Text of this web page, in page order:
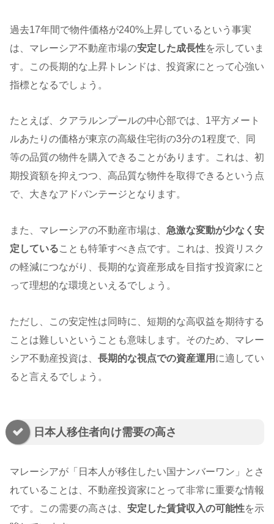
過去17年間で物件価格が240%上昇しているという事実
は、マレーシア不動産市場の安定した成長性を示していま
す。この長期的な上昇トレンドは、投資家にとって心強い
指標となるでしょう。
たとえば、クアラルンプールの中心部では、1平方メート
ルあたりの価格が東京の高級住宅街の3分の1程度で、同
等の品質の物件を購入できることがあります。これは、初
期投資額を抑えつつ、高品質な物件を取得できるという点
で、大きなアドバンテージとなります。
また、マレーシアの不動産市場は、 急激な変動が少なく安
定していることも特筆すべき点です。これは、投資リスク
の軽減につながり、長期的な資産形成を目指す投資家にと
って理想的な環境といえるでしょう。
ただし、この安定性は同時に、短期的な高収益を期待する
ことは難しいということも意味します。そのため、マレー
シア不動産投資は、 長期的な視点での資産運用 に適してい
ると言えるでしょう。
日本人移住者向け需要の高さ
マレーシアが「日本人が移住したい国ナンバーワン」とさ
れていることは、不動産投資家にとって非常に重要な情報
です。この需要の高さは、 安定した賃貸収入の可能性を示